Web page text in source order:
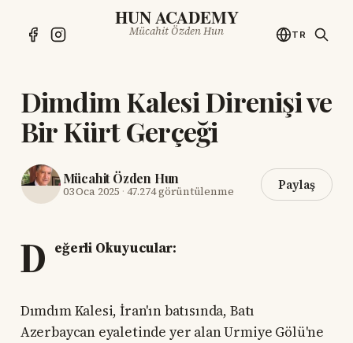
HUN ACADEMY
Mücahit Özden Hun TR
Dimdim Kalesi Direnişi ve
Bir Kürt Gerçeği
Mücahit Özden Hun
03 Oca 2025 · 47.274 görüntülenme Paylaş
D eğerli Okuyucular:
Dımdım Kalesi, İran'ın batısında, Batı
Azerbaycan eyaletinde yer alan Urmiye Gölü'ne